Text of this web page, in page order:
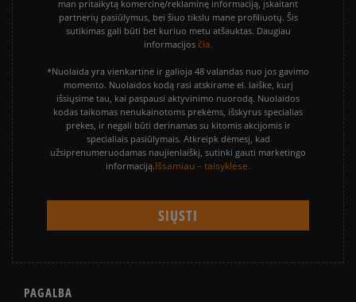
man pritaikytą komercinę/reklaminę informaciją, įskaitant
partnerių pasiūlymus, bei šiuo tikslu mane profiliuotų. Šis
sutikimas gali būti bet kuriuo metu atšauktas. Daugiau
informacijos čia.
*Nuolaida yra vienkartinė ir galioja 48 valandas nuo jos gavimo
momento. Nuolaidos kodą rasi atskirame el. laiške, kurį
išsiųsime tau, kai paspausi aktyvinimo nuorodą. Nuolaidos
kodas taikomas nenukainotoms prekėms, išskyrus specialias
prekes, ir negali būti derinamas su kitomis akcijomis ir
specialiais pasiūlymais. Atkreipk dėmesį, kad
užsiprenumeruodamas naujienlaiškį, sutinki gauti marketingo
informaciją.Išsamiau – taisyklėse.
PAGALBA